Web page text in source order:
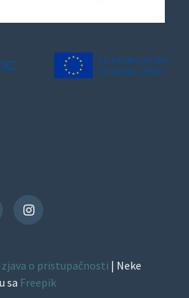
Instagram
Izjava o pristupačnosti | Neke
sa Freepik